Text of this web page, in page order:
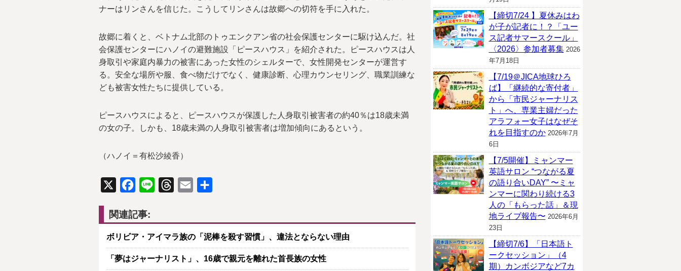
ナーはリンさんを信じた。こうしてリンさんは故郷への切符を手に入れた。
故郷に着くと、ベトナム北部のトゥエンクアン省の社会保護センターに駆け込んだ。社
会保護センターにハノイの避難施設「ピースハウス」を紹介された。ピースハウスは人
身取引や家庭内暴力の被害にあった女性のシェルターで、女性開発センターが運営す
る。安全な場所や服、食べ物だけでなく、健康診断、心理カウンセリング、職業訓練な
ども被害女性たちに提供している。
ピースハウスによると、ピースハウスが保護した人身取引被害者の約40％は18歳未満
の女の子。しかも、18歳未満の人身取引被害者は増加傾向にあるという。
（ハノイ＝有松沙綾香）
Facebook
Line ThreadsEmail
関連記事:
ボリビア・アイマラ族の「泥棒を殺す習慣」、違法とならない理由
「夢はジャーナリスト」、16歳で親元を離れた首長族の女性
【締切7/24 】夏休みはわ
が子が記者に！？「ユー
ス記者サマースクール」
〈2026〉参加者募集 2026
年7月18日
【7/19＠JICA地球ひろ
ば】「継続的な寄付者」
から「市民ジャーナリス
ト」へ、専業主婦だった
アラフォー女子はなぜそ
れを目指すのか 2026年7月
6日
【7/5開催】ミャンマー
英語サロン “つながる夏
の語り合いDAY” 〜ミャ
ンマーに関わり続ける3
人の「もらった話」＆現
地ライブ報告〜 2026年6月
23日
【締切7/6】「日本語ト
ークセッション」（4
期）カンボジアなど7カ